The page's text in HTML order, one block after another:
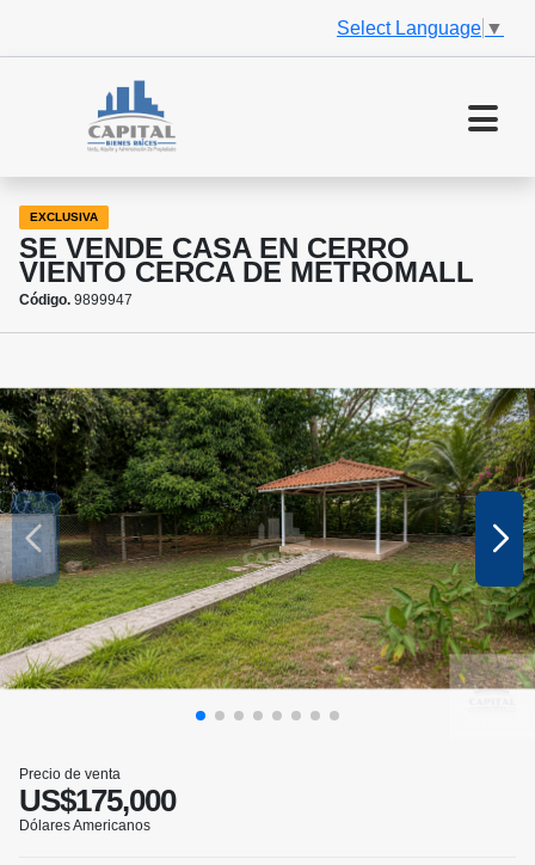
Select Language ▼
EXCLUSIVA
SE VENDE CASA EN CERRO
VIENTO CERCA DE METROMALL
Código. 9899947
Precio de venta
US$175,000
Dólares Americanos